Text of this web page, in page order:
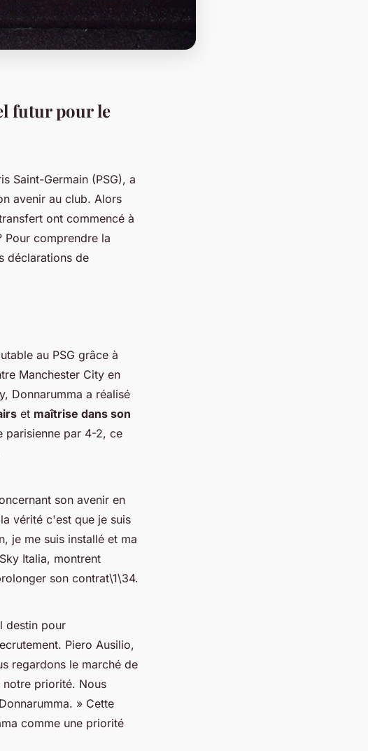
futur pour le
Saint-Germain (PSG), a
avenir au club. Alors
ont commencé à
Pour comprendre la
déclarations de
au PSG grâce à
Manchester City en
Donnarumma a réalisé
et maîtrise dans son
parisienne par 4-2, ce
son avenir en
vérité c'est que je suis
je me suis installé et ma
Italia, montrent
son contrat\1\34.
destin pour
Piero Ausilio,
regardons le marché de
priorité. Nous
» Cette
comme une priorité